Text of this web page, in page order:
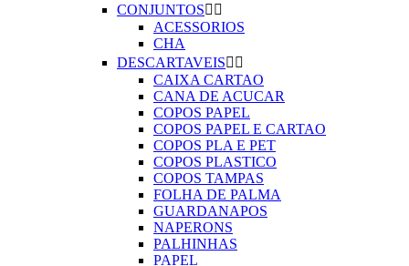
CONJUNTOS 
ACESSORIOS
CHA
DESCARTAVEIS 
CAIXA CARTAO
CANA DE ACUCAR
COPOS PAPEL
COPOS PAPEL E CARTAO
COPOS PLA E PET
COPOS PLASTICO
COPOS TAMPAS
FOLHA DE PALMA
GUARDANAPOS
NAPERONS
PALHINHAS
PAPEL